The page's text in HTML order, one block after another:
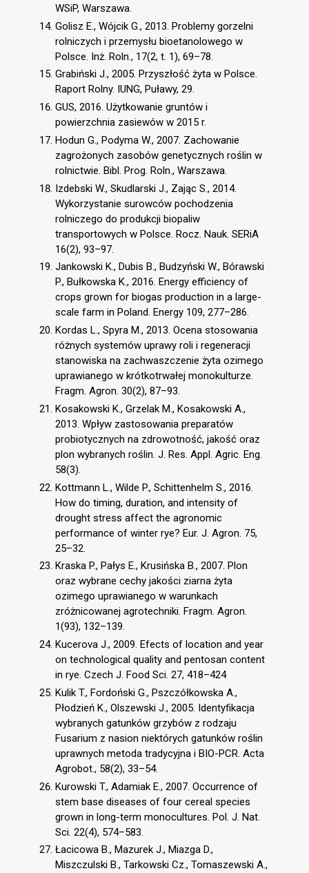
WSiP, Warszawa.
Golisz E., Wójcik G., 2013. Problemy gorzelni
rolniczych i przemysłu bioetanolowego w
Polsce. Inż. Roln., 17(2, t. 1), 69–78.
Grabiński J., 2005. Przyszłość żyta w Polsce.
Raport Rolny. IUNG, Puławy, 29.
GUS, 2016. Użytkowanie gruntów i
powierzchnia zasiewów w 2015 r.
Hodun G., Podyma W., 2007. Zachowanie
zagrożonych zasobów genetycznych roślin w
rolnictwie. Bibl. Prog. Roln., Warszawa.
Izdebski W., Skudlarski J., Zając S., 2014.
Wykorzystanie surowców pochodzenia
rolniczego do produkcji biopaliw
transportowych w Polsce. Rocz. Nauk. SERiA
16(2), 93–97.
Jankowski K., Dubis B., Budzyński W., Bórawski
P., Bułkowska K., 2016. Energy efficiency of
crops grown for biogas production in a large-
scale farm in Poland. Energy 109, 277–286.
Kordas L., Spyra M., 2013. Ocena stosowania
różnych systemów uprawy roli i regeneracji
stanowiska na zachwaszczenie żyta ozimego
uprawianego w krótkotrwałej monokulturze.
Fragm. Agron. 30(2), 87–93.
Kosakowski K., Grzelak M., Kosakowski A.,
2013. Wpływ zastosowania preparatów
probiotycznych na zdrowotność, jakość oraz
plon wybranych roślin. J. Res. Appl. Agric. Eng.
58(3).
Kottmann L., Wilde P., Schittenhelm S., 2016.
How do timing, duration, and intensity of
drought stress affect the agronomic
performance of winter rye? Eur. J. Agron. 75,
25–32.
Kraska P., Pałys E., Krusińska B., 2007. Plon
oraz wybrane cechy jakości ziarna żyta
ozimego uprawianego w warunkach
zróżnicowanej agrotechniki. Fragm. Agron.
1(93), 132–139.
Kucerova J., 2009. Efects of location and year
on technological quality and pentosan content
in rye. Czech J. Food Sci. 27, 418–424
Kulik T., Fordoński G., Pszczółkowska A.,
Płodzień K., Olszewski J., 2005. Identyfikacja
wybranych gatunków grzybów z rodzaju
Fusarium z nasion niektórych gatunków roślin
uprawnych metoda tradycyjna i BIO-PCR. Acta
Agrobot., 58(2), 33–54.
Kurowski T., Adamiak E., 2007. Occurrence of
stem base diseases of four cereal species
grown in long-term monocultures. Pol. J. Nat.
Sci. 22(4), 574–583.
Łacicowa B., Mazurek J., Miazga D.,
Miszczulski B., Tarkowski Cz., Tomaszewski A.,